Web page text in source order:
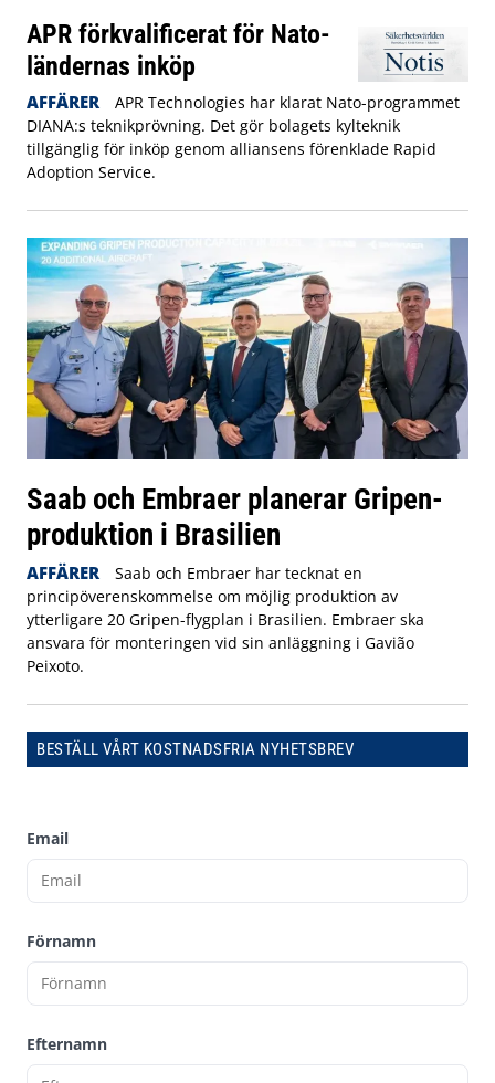
APR förkvalificerat för Nato-
ländernas inköp
AFFÄRER
APR Technologies har klarat Nato-programmet
DIANA:s teknikprövning. Det gör bolagets kylteknik
tillgänglig för inköp genom alliansens förenklade Rapid
Adoption Service.
Saab och Embraer planerar Gripen-
produktion i Brasilien
AFFÄRER
Saab och Embraer har tecknat en
principöverenskommelse om möjlig produktion av
ytterligare 20 Gripen-flygplan i Brasilien. Embraer ska
ansvara för monteringen vid sin anläggning i Gavião
Peixoto.
BESTÄLL VÅRT KOSTNADSFRIA NYHETSBREV
Email
Förnamn
Efternamn